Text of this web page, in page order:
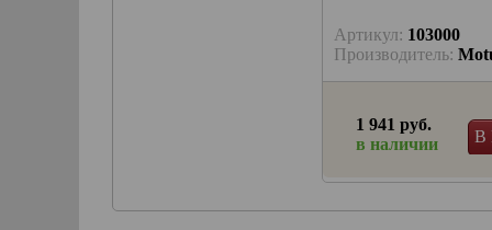
Артикул: 103000
Производитель:
В
1 941 руб.
в наличии